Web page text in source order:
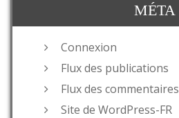
MÉTA
Connexion
Flux des publications
Flux des commentaires
Site de WordPress-FR